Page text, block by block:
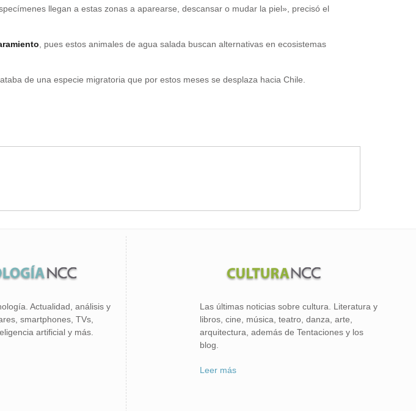
llegan a estas zonas a aparearse, descansar o mudar la piel», precisó el
, pues estos animales de agua salada buscan alternativas en ecosistemas
de una especie migratoria que por estos meses se desplaza hacia Chile.
Actualidad, análisis y
smartphones, TVs,
artificial y más.
Las últimas noticias sobre cultura. Literatura y
libros, cine, música, teatro, danza, arte,
arquitectura, además de Tentaciones y los
blog.
Leer más